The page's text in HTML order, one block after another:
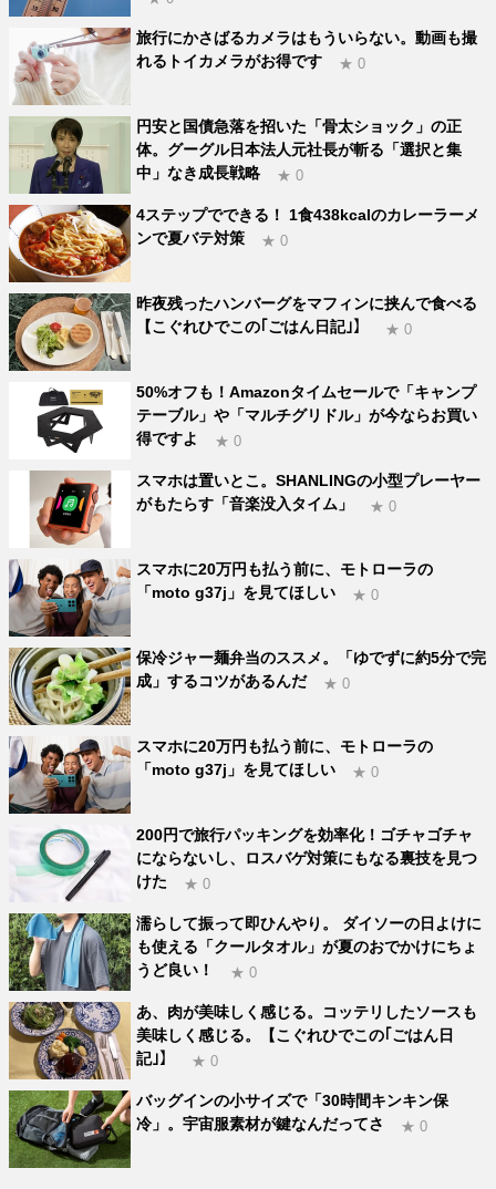
旅行にかさばるカメラはもういらない。動画も撮
れるトイカメラがお得です
★ 0
円安と国債急落を招いた「骨太ショック」の正
体。グーグル日本法人元社長が斬る「選択と集
中」なき成長戦略
★ 0
4ステップでできる！ 1食438kcalのカレーラーメ
ンで夏バテ対策
★ 0
昨夜残ったハンバーグをマフィンに挟んで食べる
【こぐれひでこの｢ごはん日記｣】
★ 0
50%オフも！Amazonタイムセールで「キャンプ
テーブル」や「マルチグリドル」が今ならお買い
得ですよ
★ 0
スマホは置いとこ。SHANLINGの小型プレーヤー
がもたらす「音楽没入タイム」
★ 0
スマホに20万円も払う前に、モトローラの
「moto g37j」を見てほしい
★ 0
保冷ジャー麺弁当のススメ。「ゆでずに約5分で完
成」するコツがあるんだ
★ 0
スマホに20万円も払う前に、モトローラの
「moto g37j」を見てほしい
★ 0
200円で旅行パッキングを効率化！ゴチャゴチャ
にならないし、ロスバゲ対策にもなる裏技を見つ
けた
★ 0
濡らして振って即ひんやり。 ダイソーの日よけに
も使える「クールタオル」が夏のおでかけにちょ
うど良い！
★ 0
あ、肉が美味しく感じる。コッテリしたソースも
美味しく感じる。【こぐれひでこの｢ごはん日
記｣】
★ 0
バッグインの小サイズで「30時間キンキン保
冷」。宇宙服素材が鍵なんだってさ
★ 0